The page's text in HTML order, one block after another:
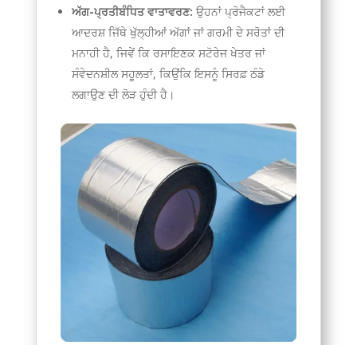
ਅੱਗ-ਪ੍ਰਤੀਬੰਧਿਤ ਵਾਤਾਵਰਣ: ਉਹਨਾਂ ਪ੍ਰੋਜੈਕਟਾਂ ਲਈ
ਆਦਰਸ਼ ਜਿੱਥੇ ਖੁੱਲ੍ਹੀਆਂ ਅੱਗਾਂ ਜਾਂ ਗਰਮੀ ਦੇ ਸਰੋਤਾਂ ਦੀ
ਮਨਾਹੀ ਹੈ, ਜਿਵੇਂ ਕਿ ਰਸਾਇਣਕ ਸਟੋਰੇਜ ਖੇਤਰ ਜਾਂ
ਸੰਵੇਦਨਸ਼ੀਲ ਸਹੂਲਤਾਂ, ਕਿਉਂਕਿ ਇਸਨੂੰ ਸਿਰਫ਼ ਠੰਡੇ
ਲਗਾਉਣ ਦੀ ਲੋੜ ਹੁੰਦੀ ਹੈ।